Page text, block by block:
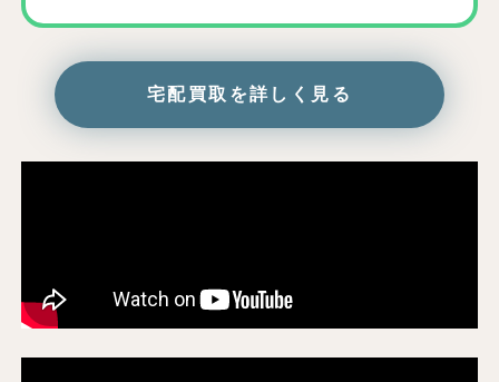
宅配買取を詳しく見る